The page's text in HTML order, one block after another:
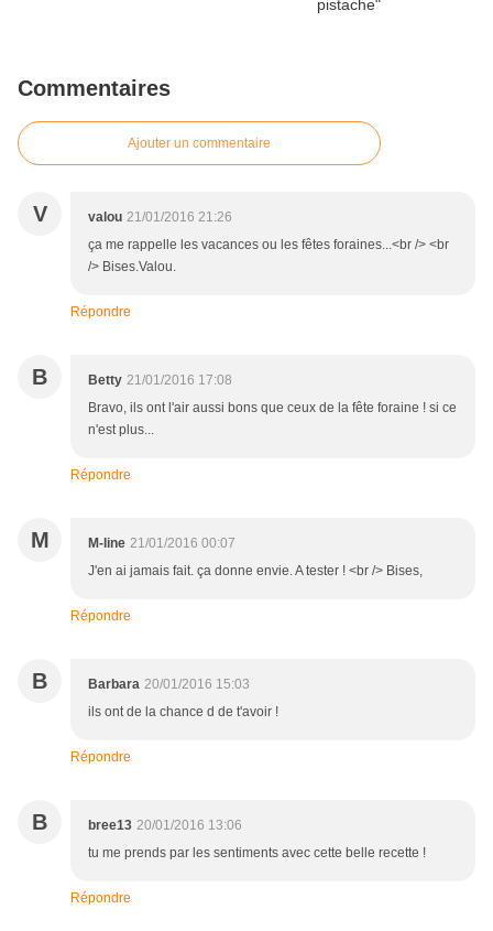
Commentaires
Ajouter un commentaire
V valou 21/01/2016 21:26
ça me rappelle les vacances ou les fêtes foraines...<br /> <br
/> Bises.Valou.
Répondre
B Betty 21/01/2016 17:08
Bravo, ils ont l'air aussi bons que ceux de la fête foraine ! si ce
n'est plus...
Répondre
M M-line 21/01/2016 00:07
J'en ai jamais fait. ça donne envie. A tester ! <br /> Bises,
Répondre
B Barbara 20/01/2016 15:03
ils ont de la chance d de t'avoir !
Répondre
B bree13 20/01/2016 13:06
tu me prends par les sentiments avec cette belle recette !
Répondre